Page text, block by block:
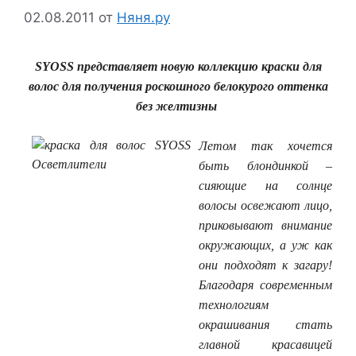
02.08.2011 от Няня.ру
SYOSS представляет новую коллекцию краски для
волос для получения роскошного белокурого оттенка
без желтизны
Летом так хочется
быть блондинкой –
сияющие на солнце
волосы освежают лицо,
приковывают внимание
окружающих, а уж как
они подходят к загару!
Благодаря современным
технологиям
окрашивания стать
главной красавицей